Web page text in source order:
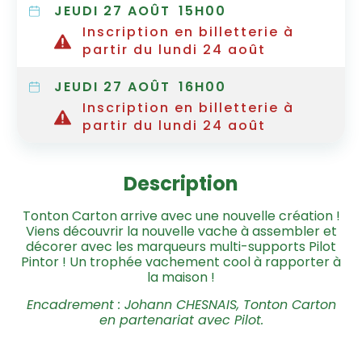
JEUDI 27 AOÛT 15H00
Inscription en billetterie à
partir du lundi 24 août
JEUDI 27 AOÛT 16H00
Inscription en billetterie à
partir du lundi 24 août
Description
Tonton Carton arrive avec une nouvelle création !
Viens découvrir la nouvelle vache à assembler et
décorer avec les marqueurs multi-supports Pilot
Pintor ! Un trophée vachement cool à rapporter à
la maison !
Encadrement : Johann CHESNAIS, Tonton Carton
en partenariat avec Pilot.